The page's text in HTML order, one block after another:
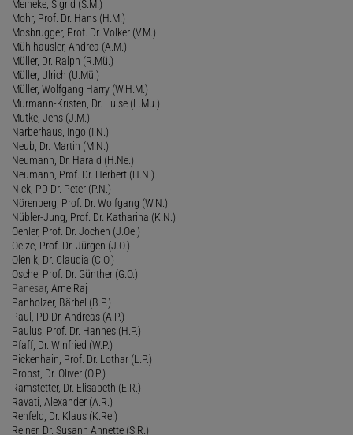
Meineke, Sigrid (S.M.)
Mohr, Prof. Dr. Hans (H.M.)
Mosbrugger, Prof. Dr. Volker (V.M.)
Mühlhäusler, Andrea (A.M.)
Müller, Dr. Ralph (R.Mü.)
Müller, Ulrich (U.Mü.)
Müller, Wolfgang Harry (W.H.M.)
Murmann-Kristen, Dr. Luise (L.Mu.)
Mutke, Jens (J.M.)
Narberhaus, Ingo (I.N.)
Neub, Dr. Martin (M.N.)
Neumann, Dr. Harald (H.Ne.)
Neumann, Prof. Dr. Herbert (H.N.)
Nick, PD Dr. Peter (P.N.)
Nörenberg, Prof. Dr. Wolfgang (W.N.)
Nübler-Jung, Prof. Dr. Katharina (K.N.)
Oehler, Prof. Dr. Jochen (J.Oe.)
Oelze, Prof. Dr. Jürgen (J.O.)
Olenik, Dr. Claudia (C.O.)
Osche, Prof. Dr. Günther (G.O.)
Panesar, Arne Raj
Panholzer, Bärbel (B.P.)
Paul, PD Dr. Andreas (A.P.)
Paulus, Prof. Dr. Hannes (H.P.)
Pfaff, Dr. Winfried (W.P.)
Pickenhain, Prof. Dr. Lothar (L.P.)
Probst, Dr. Oliver (O.P.)
Ramstetter, Dr. Elisabeth (E.R.)
Ravati, Alexander (A.R.)
Rehfeld, Dr. Klaus (K.Re.)
Reiner, Dr. Susann Annette (S.R.)